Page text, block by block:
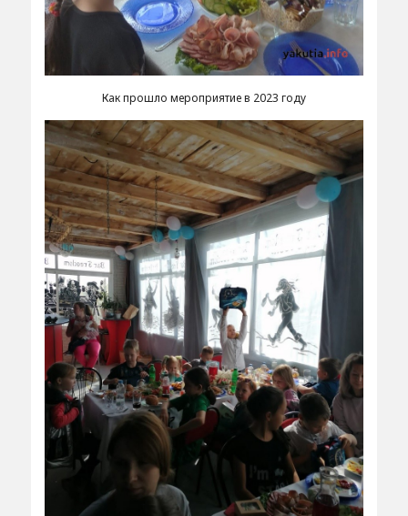
Как прошло мероприятие в 2023 году